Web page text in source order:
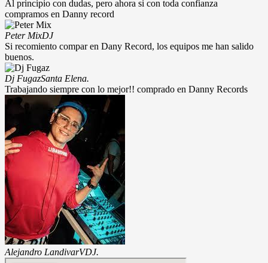
Al principio con dudas, pero ahora si con toda confianza
compramos en Danny record
Peter MixDJ
Si recomiento compar en Dany Record, los equipos me han salido
buenos.
Dj FugazSanta Elena.
Trabajando siempre con lo mejor!! comprado en Danny Records
Alejandro LandivarVDJ.